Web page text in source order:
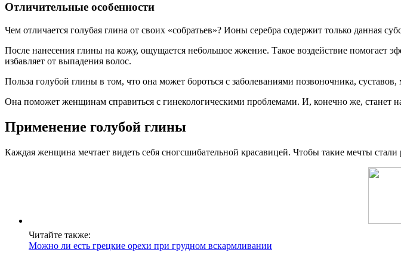
Отличительные особенности
Чем отличается голубая глина от своих «собратьев»? Ионы серебра содержит только данная
После нанесения глины на кожу, ощущается небольшое жжение. Такое воздействие помогает
избавляет от выпадения волос.
Польза голубой глины в том, что она может бороться с заболеваниями позвоночника,
Она поможет женщинам справиться с гинекологическими проблемами. И, конечно же,
Применение голубой глины
Каждая женщина мечтает видеть себя сногсшибательной красавицей. Чтобы такие мечты
Читайте также:
Можно ли есть грецкие орехи при грудном вскармливании